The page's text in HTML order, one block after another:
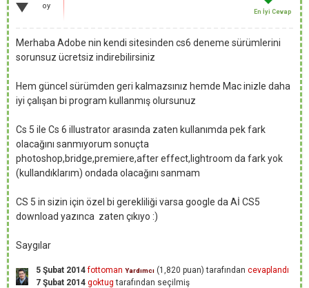
oy
En İyi Cevap
Merhaba Adobe nin kendi sitesinden cs6 deneme sürümlerini
sorunsuz ücretsiz indirebilirsiniz
Hem güncel sürümden geri kalmazsınız hemde Mac inizle daha
iyi çalışan bi program kullanmış olursunuz
Cs 5 ile Cs 6 illustrator arasında zaten kullanımda pek fark
olacağını sanmıyorum sonuçta
photoshop,bridge,premiere,after effect,lightroom da fark yok
(kullandıklarım) ondada olacağını sanmam
CS 5 in sizin için özel bi gerekliliği varsa google da Aİ CS5
download yazınca zaten çıkıyo :)
Saygılar
5 Şubat 2014 fottoman Yardımcı (1,820 puan) tarafından cevaplandı
7 Şubat 2014 goktug tarafından seçilmiş